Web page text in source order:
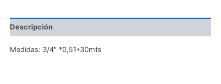
Descripción
Medidas: 3/4″ *0,51*30mts